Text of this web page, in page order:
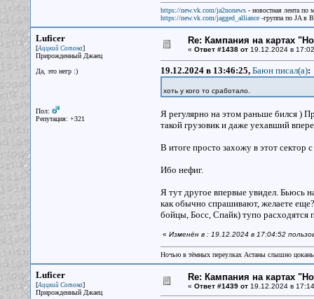
https://new.vk.com/ja2nonews- новостная лента по
https://new.vk.com/jagged_alliance-группа по JA в
Luficer
[Аццкий Сотона]
Прирожденный Джаец
Да, это негр :)
Пол:
Репутация: +321
Re: Кампания на картах
« Ответ #1438 от19.12.2024 в
19.12.2024 в 13:46:25, Баюн писал(a):
хоть у кого то сработало.
Я регулярно на этом раньше бился )
такой грузовик и даже уехавший
В итоге просто захожу в этот
Ибо нефиг.
Я тут другое впервые увидел. Бьюсь
как обычно спрашивают, желаете
бойцы, Босс, Спайк) тупо
« Изменён в : 19.12.2024 в 17:04:52
Ночью в тёмных переулках Астаны слышно
Luficer
[Аццкий Сотона]
Прирожденный Джаец
Re: Кампания на картах
« Ответ #1439 от19.12.2024 в